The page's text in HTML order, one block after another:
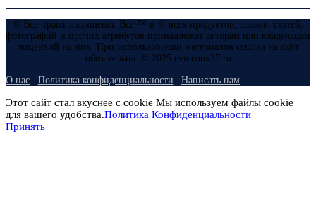
© Все права защищены. Все ™ и © всех продуктов, знаков, статей,
фотографий и прочих атрибутов принадлежат авторам или владельцам
лицензий на них. При использовании материалов ссылка на сайт
обязательна. © 2025 evmenov37.ru
О нас Политика конфиденциальности Написать нам
Этот сайт стал вкуснее с cookie Мы используем файлы cookie
для вашего удобства.Политика Конфиденциальности
Принять